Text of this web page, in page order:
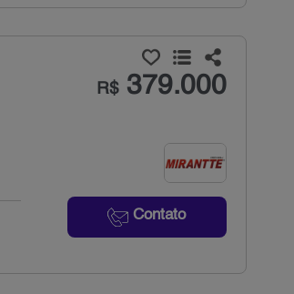
R$379.000
Contato